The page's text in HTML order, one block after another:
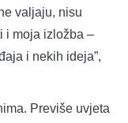
valjaju, nisu
i moja izložba –
i nekih ideja”,
Previše uvjeta